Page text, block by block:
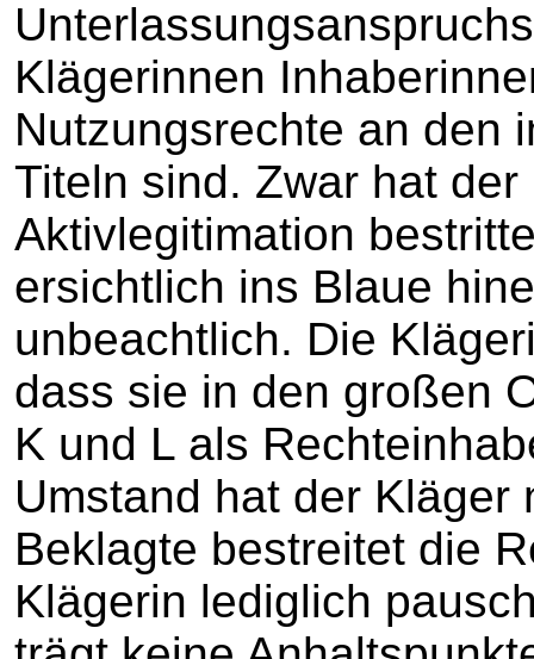
Klägerinnen
Nutzungsrechte an den
Titeln sind. Zwar hat
Aktivlegitimation
ersichtlich ins Blaue
unbeachtlich. Die
dass sie in den großen
K und L als
Umstand hat der
Beklagte bestreitet die
Klägerin lediglich